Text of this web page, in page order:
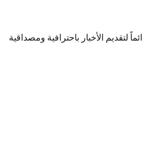
الأخبار باحترافية ومصداقية